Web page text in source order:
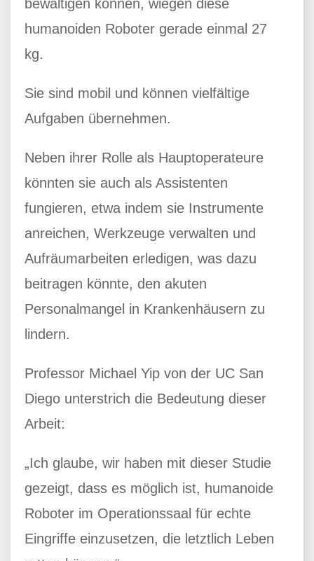
bewältigen können, wiegen diese
humanoiden Roboter gerade einmal 27
kg.
Sie sind mobil und können vielfältige
Aufgaben übernehmen.
Neben ihrer Rolle als Hauptoperateure
könnten sie auch als Assistenten
fungieren, etwa indem sie Instrumente
anreichen, Werkzeuge verwalten und
Aufräumarbeiten erledigen, was dazu
beitragen könnte, den akuten
Personalmangel in Krankenhäusern zu
lindern.
Professor Michael Yip von der UC San
Diego unterstrich die Bedeutung dieser
Arbeit:
„Ich glaube, wir haben mit dieser Studie
gezeigt, dass es möglich ist, humanoide
Roboter im Operationssaal für echte
Eingriffe einzusetzen, die letztlich Leben